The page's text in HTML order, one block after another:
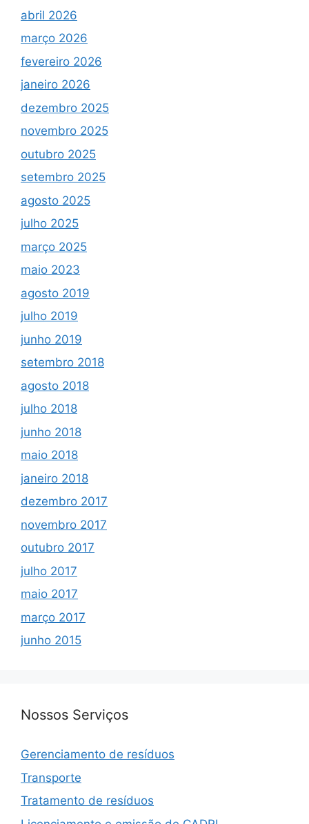
abril 2026
março 2026
fevereiro 2026
janeiro 2026
dezembro 2025
novembro 2025
outubro 2025
setembro 2025
agosto 2025
julho 2025
março 2025
maio 2023
agosto 2019
julho 2019
junho 2019
setembro 2018
agosto 2018
julho 2018
junho 2018
maio 2018
janeiro 2018
dezembro 2017
novembro 2017
outubro 2017
julho 2017
maio 2017
março 2017
junho 2015
Nossos Serviços
Gerenciamento de resíduos
Transporte
Tratamento de resíduos